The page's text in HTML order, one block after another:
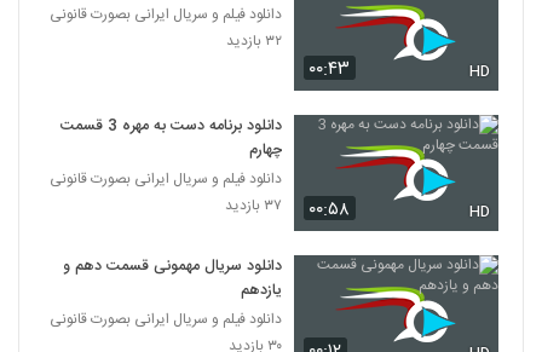
۰۰:۴۳ HD
دانلود فیلم و سریال ایرانی بصورت قانونی
۳۲ بازدید
۰۰:۵۸ HD
دانلود برنامه دست به مهره 3 قسمت
چهارم
دانلود فیلم و سریال ایرانی بصورت قانونی
۳۷ بازدید
دانلود سریال مهمونی قسمت دهم و
یازدهم
دانلود فیلم و سریال ایرانی بصورت قانونی
۳۰ بازدید